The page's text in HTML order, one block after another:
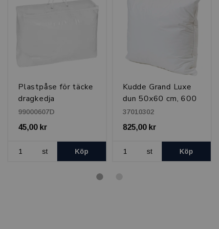
Plastpåse för täcke
dragkedja
60x45x15 cm
99000607D
45,00 kr
st Köp
Kudde Grand Luxe
dun 50x60 cm, 600
g
37010302
825,00 kr
st Köp